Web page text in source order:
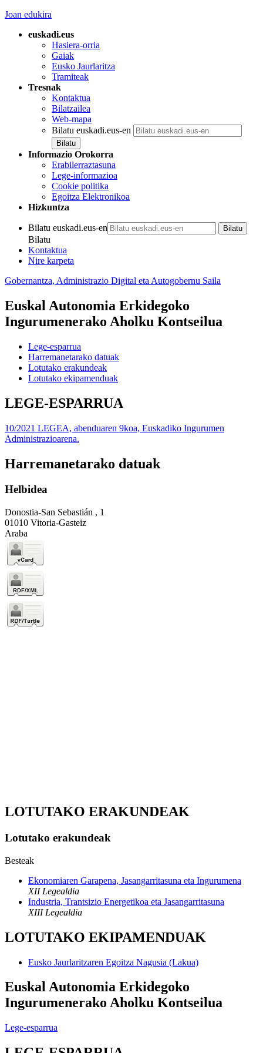
Joan edukira
euskadi.eus
Hasiera-orria
Gaiak
Eusko Jaurlaritza
Tramiteak
Tresnak
Kontaktua
Bilatzailea
Web-mapa
Bilatu euskadi.eus-en
Informazio Orokorra
Erabilerraztasuna
Lege-informazioa
Cookie politika
Egoitza Elektronikoa
Hizkuntza
Bilatu euskadi.eus-en
Bilatu
Kontaktua
Nire karpeta
Gobernantza, Administrazio Digital eta Autogobernu Saila
Euskal Autonomia Erkidegoko
Ingurumenerako Aholku Kontseilua
Lege-esparrua
Harremanetarako datuak
Lotutako erakundeak
Lotutako ekipamenduak
LEGE-ESPARRUA
10/2021 LEGEA, abenduaren 9koa, Euskadiko Ingurumen
Administrazioarena.
Harremanetarako datuak
Helbidea
Donostia-San Sebastián , 1
01010 Vitoria-Gasteiz
Araba
LOTUTAKO ERAKUNDEAK
Lotutako erakundeak
Besteak
Ekonomiaren Garapena, Jasangarritasuna eta Ingurumena
XII Legealdia
Industria, Trantsizio Energetikoa eta Jasangarritasuna
XIII Legealdia
LOTUTAKO EKIPAMENDUAK
Eusko Jaurlaritzaren Egoitza Nagusia (Lakua)
Euskal Autonomia Erkidegoko
Ingurumenerako Aholku Kontseilua
Lege-esparrua